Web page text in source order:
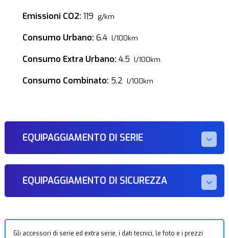
Emissioni CO2: 119 g/km
Consumo Urbano: 6.4 l/100km
Consumo Extra Urbano: 4.5 l/100km
Consumo Combinato: 5.2 l/100km
EQUIPAGGIAMENTO DI SERIE
EQUIPAGGIAMENTO DI SICUREZZA
Gli accessori di serie ed extra serie, i dati tecnici, le foto e i prezzi